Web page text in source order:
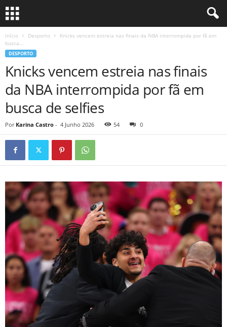
Início Desporto
Knicks vencem estreia nas finais da NBA interrompida por fã em
busca...
DESPORTO
Knicks vencem estreia nas finais
da NBA interrompida por fã em
busca de selfies
Por Karina Castro - 4 Junho 2026 54 0